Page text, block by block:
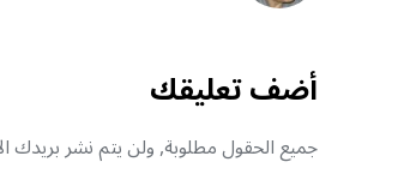
أضف تعليقك
جميع الحقول مطلوبة, ولن يتم نشر بريدك